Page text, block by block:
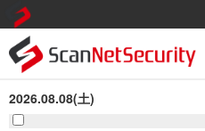
2026.08.08(土)